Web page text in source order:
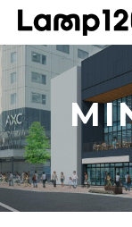
Skip
content